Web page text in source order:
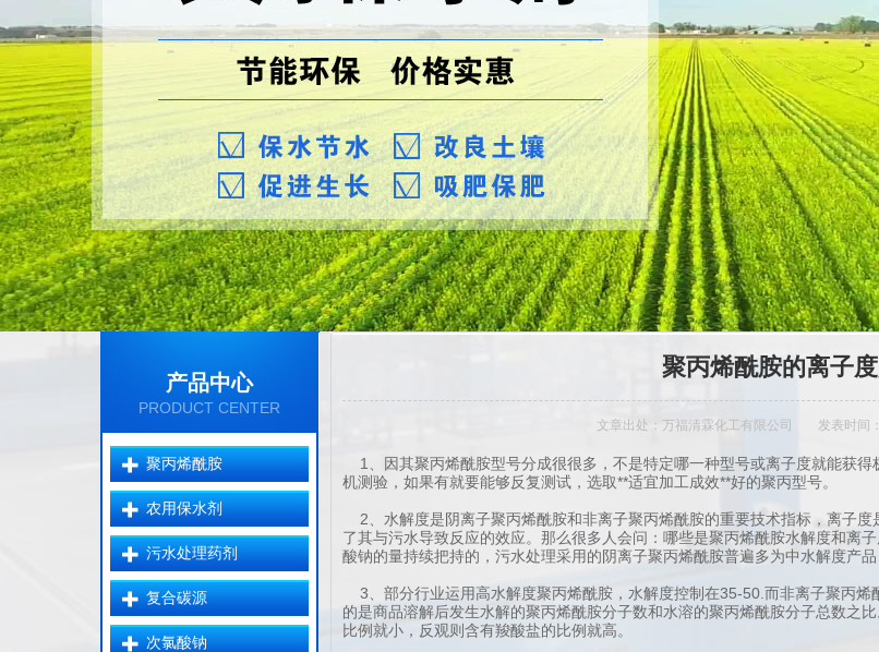
产品中心
PRODUCT CENTER
聚丙烯酰胺
农用保水剂
污水处理药剂
复合碳源
次氯酸钠
聚丙烯酰胺的离子
文章出处：万福清霖化工有限公司 发表时间
1、因其聚丙烯酰胺型号分成很很多，不是特定哪一种型号或离子度就能获
机测验，如果有就要能够反复测试，选取**适宜加工成效**好的聚丙型号。
2、水解度是阴离子聚丙烯酰胺和非离子聚丙烯酰胺的重要技术指标，离子
了其与污水导致反应的效应。那么很多人会问：哪些是聚丙烯酰胺水解度和离
酸钠的量持续把持的，污水处理采用的阴离子聚丙烯酰胺普遍多为中水解度产品
3、部分行业运用高水解度聚丙烯酰胺，水解度控制在35-50.而非离子聚丙
的是商品溶解后发生水解的聚丙烯酰胺分子数和水溶的聚丙烯酰胺分子总数之
比例就小，反观则含有羧酸盐的比例就高。